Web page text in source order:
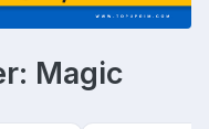
Magic